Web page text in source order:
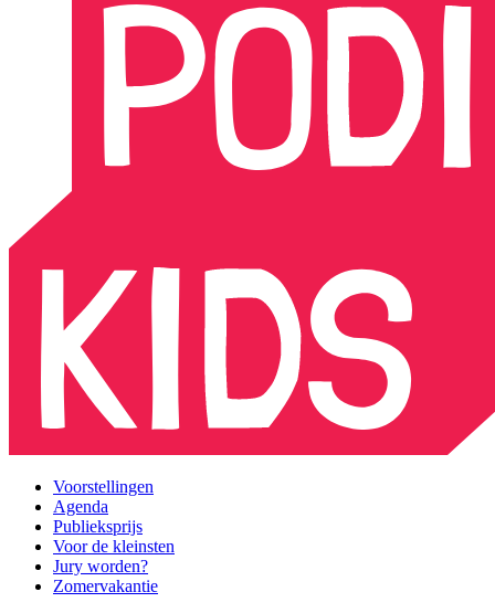
Voorstellingen
Agenda
Publieksprijs
Voor de kleinsten
Jury worden?
Zomervakantie